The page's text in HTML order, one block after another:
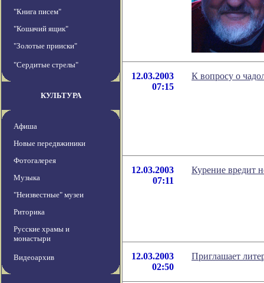
"Книга писем"
"Кошачий ящик"
"Золотые прииски"
"Сердитые стрелы"
КУЛЬТУРА
Афиша
Новые передвжиники
Фотогалерея
Музыка
"Неизвестные" музеи
Риторика
Русские храмы и
монастыри
Видеоархив
12.03.2003
07:15
К вопросу о
12.03.2003
07:11
Курение вредит
12.03.2003
02:50
Приглашает